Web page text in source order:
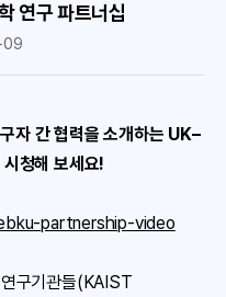
연구 파트너십
09
자 간 협력을 소개하는 UK–
청해 보세요!
partnership-video
구기관들(KAIST